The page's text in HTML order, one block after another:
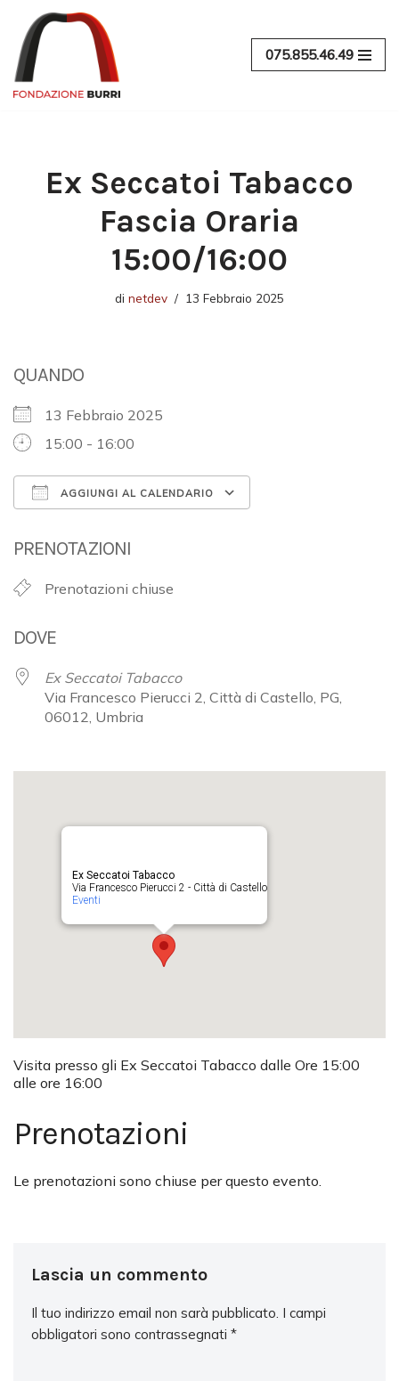
Vai
al
contenuto
075.855.46.49
Ex Seccatoi Tabacco
Fascia Oraria
15:00/16:00
di netdev 13 Febbraio 2025
QUANDO
13 Febbraio 2025
15:00 - 16:00
AGGIUNGI AL CALENDARIO
PRENOTAZIONI
Prenotazioni chiuse
DOVE
Ex Seccatoi Tabacco
Via Francesco Pierucci 2, Città di Castello, PG,
06012, Umbria
Ex Seccatoi Tabacco
Via Francesco Pierucci 2 - Città di Castello
Eventi
Visita presso gli Ex Seccatoi Tabacco dalle Ore 15:00
alle ore 16:00
Prenotazioni
Le prenotazioni sono chiuse per questo evento.
Lascia un commento
Il tuo indirizzo email non sarà pubblicato. I campi
obbligatori sono contrassegnati *